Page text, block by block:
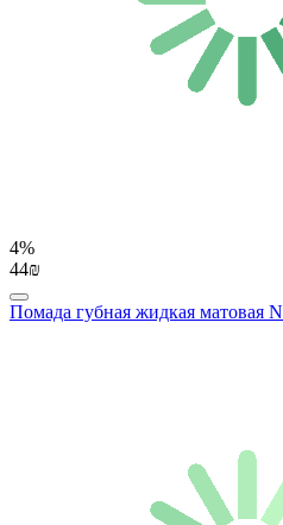
4%
44₪
Помада губная жидкая матовая